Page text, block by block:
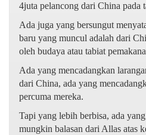
4juta pelancong dari China pada
Ada juga yang bersungut
baru yang muncul adalah dari
oleh budaya atau tabiat
Ada yang mencadangkan
dari China, ada yang
percuma mereka.
Tapi yang lebih berbisa, ada
mungkin balasan dari Allas atas